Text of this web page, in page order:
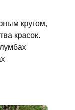
кругом,
красок.